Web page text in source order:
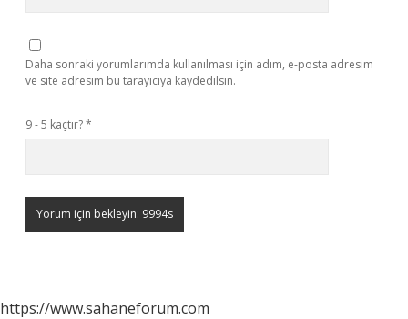
Daha sonraki yorumlarımda kullanılması için adım, e-posta adresim
ve site adresim bu tarayıcıya kaydedilsin.
9 - 5 kaçtır?*
https://www.sahaneforum.com